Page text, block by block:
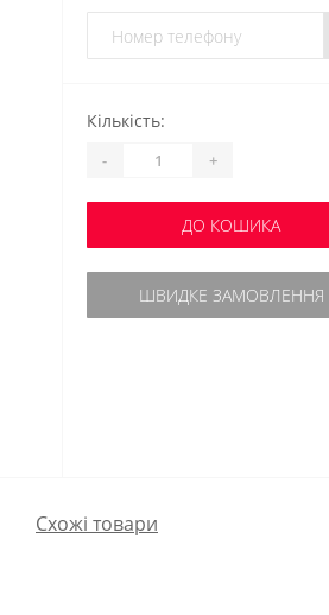
Кількість:
- +
ДО КОШИКА
ШВИДКЕ ЗАМОВЛЕННЯ
Схожі товари